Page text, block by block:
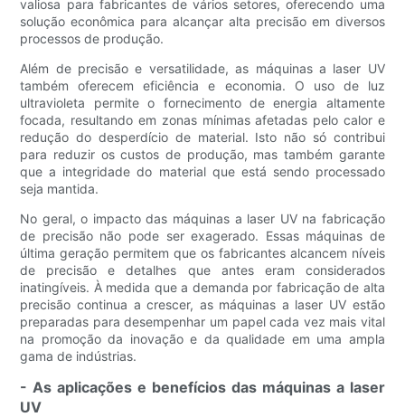
valiosa para fabricantes de vários setores, oferecendo uma
solução econômica para alcançar alta precisão em diversos
processos de produção.
Além de precisão e versatilidade, as máquinas a laser UV
também oferecem eficiência e economia. O uso de luz
ultravioleta permite o fornecimento de energia altamente
focada, resultando em zonas mínimas afetadas pelo calor e
redução do desperdício de material. Isto não só contribui
para reduzir os custos de produção, mas também garante
que a integridade do material que está sendo processado
seja mantida.
No geral, o impacto das máquinas a laser UV na fabricação
de precisão não pode ser exagerado. Essas máquinas de
última geração permitem que os fabricantes alcancem níveis
de precisão e detalhes que antes eram considerados
inatingíveis. À medida que a demanda por fabricação de alta
precisão continua a crescer, as máquinas a laser UV estão
preparadas para desempenhar um papel cada vez mais vital
na promoção da inovação e da qualidade em uma ampla
gama de indústrias.
- As aplicações e benefícios das máquinas a laser
UV